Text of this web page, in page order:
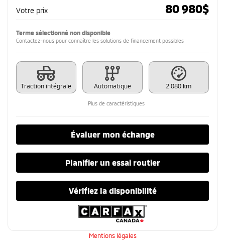
Votre prix 80 980$
Terme sélectionné non disponible
Contactez-nous pour connaître les solutions de financement possibles
Traction intégrale Automatique 2 080 km
Plus de caractéristiques
Évaluer mon échange
Planifier un essai routier
Vérifiez la disponibilité
Mentions légales